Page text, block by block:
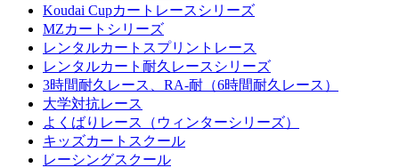
Koudai Cupカートレースシリーズ
MZカートシリーズ
レンタルカートスプリントレース
レンタルカート耐久レースシリーズ
3時間耐久レース、RA-耐（6時間耐久レース）
大学対抗レース
よくばりレース（ウィンターシリーズ）
キッズカートスクール
レーシングスクール